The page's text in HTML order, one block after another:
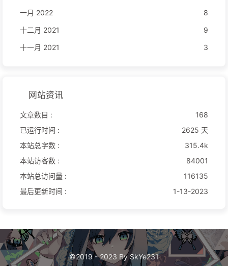
一月 2022
8
十二月 2021
9
十一月 2021
3
网站资讯
文章数目 :
168
已运行时间 :
2625 天
本站总字数 :
315.4k
本站访客数 :
84001
本站总访问量 :
116135
最后更新时间 :
1-13-2023
©2019 - 2023 By SkYe231